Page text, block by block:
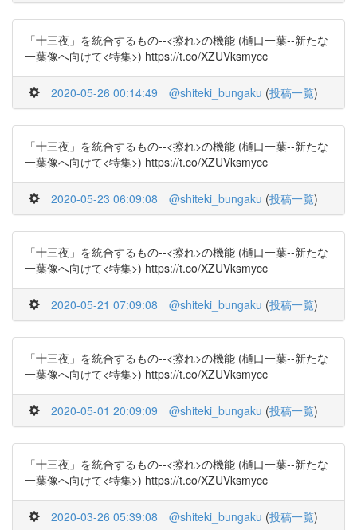
「十三夜」を統合するもの--<擦れ>の機能 (樋口一葉--新たな
一葉像へ向けて<特集>) https://t.co/XZUVksmycc
2020-05-26 00:14:49 @shiteki_bungaku (投稿一覧)
「十三夜」を統合するもの--<擦れ>の機能 (樋口一葉--新たな
一葉像へ向けて<特集>) https://t.co/XZUVksmycc
2020-05-23 06:09:08 @shiteki_bungaku (投稿一覧)
「十三夜」を統合するもの--<擦れ>の機能 (樋口一葉--新たな
一葉像へ向けて<特集>) https://t.co/XZUVksmycc
2020-05-21 07:09:08 @shiteki_bungaku (投稿一覧)
「十三夜」を統合するもの--<擦れ>の機能 (樋口一葉--新たな
一葉像へ向けて<特集>) https://t.co/XZUVksmycc
2020-05-01 20:09:09 @shiteki_bungaku (投稿一覧)
「十三夜」を統合するもの--<擦れ>の機能 (樋口一葉--新たな
一葉像へ向けて<特集>) https://t.co/XZUVksmycc
2020-03-26 05:39:08 @shiteki_bungaku (投稿一覧)